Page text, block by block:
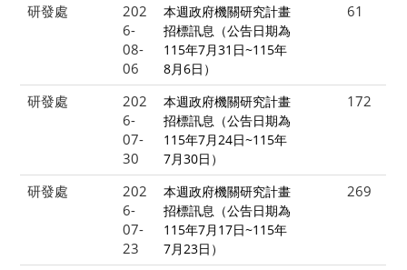
研發處
202
6-
08-
06
本週政府機關研究計畫
招標訊息（公告日期為
115年7月31日~115年
8月6日）
61
研發處
202
6-
07-
30
本週政府機關研究計畫
招標訊息（公告日期為
115年7月24日~115年
7月30日）
172
研發處
202
6-
07-
23
本週政府機關研究計畫
招標訊息（公告日期為
115年7月17日~115年
7月23日）
269